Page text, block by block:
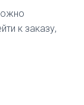
к заказу,